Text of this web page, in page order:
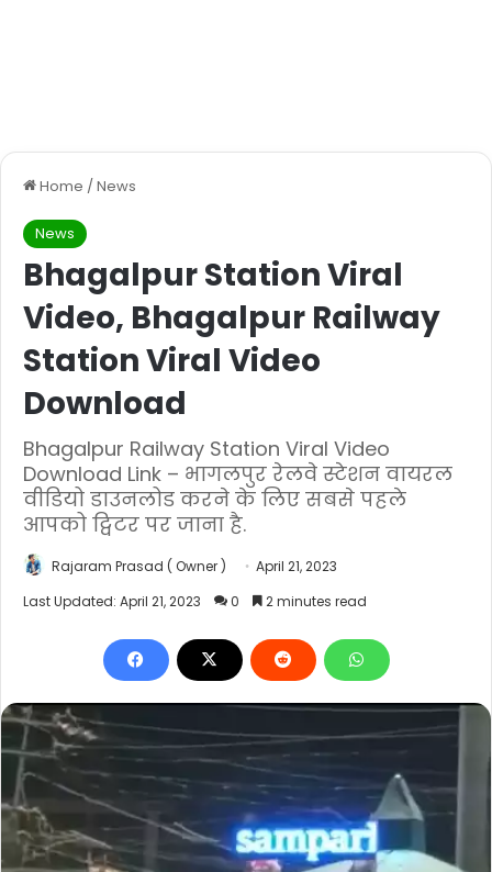
Home / News
News
Bhagalpur Station Viral
Video, Bhagalpur Railway
Station Viral Video
Download
Bhagalpur Railway Station Viral Video
Download Link – भागलपुर रेलवे स्टेशन वायरल
वीडियो डाउनलोड करने के लिए सबसे पहले
आपको ट्विटर पर जाना है.
Rajaram Prasad ( Owner )
April 21, 2023
Last Updated: April 21, 2023
0 2 minutes read